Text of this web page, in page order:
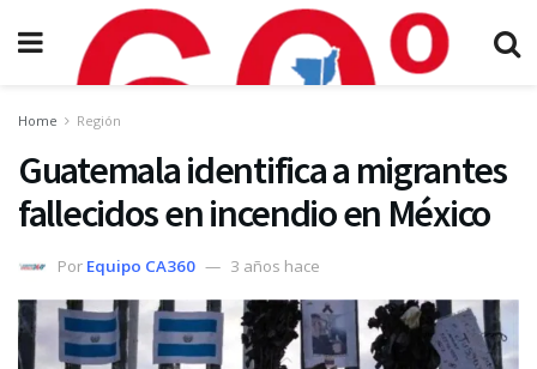
Home Región
Guatemala identifica a migrantes
fallecidos en incendio en México
Por Equipo CA360 3 años hace